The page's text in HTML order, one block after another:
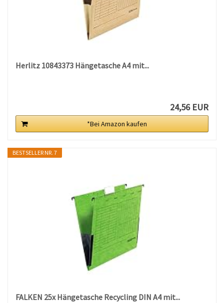
Herlitz 10843373 Hängetasche A4 mit...
24,56 EUR
*Bei Amazon kaufen
BESTSELLER NR. 7
FALKEN 25x Hängetasche Recycling DIN A4 mit...